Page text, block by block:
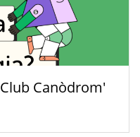
Canòdrom'